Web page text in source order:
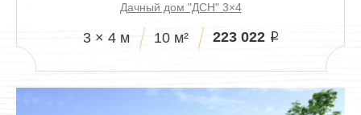
Дачный дом "ДСН" 3×4
3 × 4 м 10 м² 223 022 i